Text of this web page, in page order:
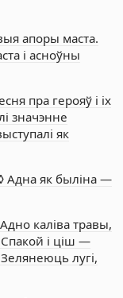
апоры маста.
і асноўны
пра герояў і іх
значэнне
як
Адна як быліна —
каліва травы,
Спакой і ціш —
лугі,